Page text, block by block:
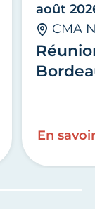
août
CMA
En